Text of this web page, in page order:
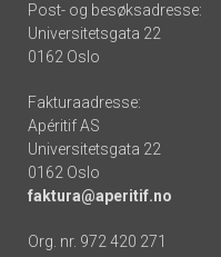
Post- og besøksadresse:
Universitetsgata 22
0162 Oslo
Fakturaadresse:
Apéritif AS
Universitetsgata 22
0162 Oslo
faktura@aperitif.no
Org. nr. 972 420 271